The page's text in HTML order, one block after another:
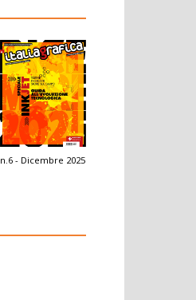
n.6 - Dicembre 2025